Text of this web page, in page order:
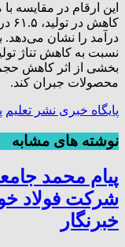
درآمد را نشان می‌دهد.
نسبت به کاهش تناژ
بخشی از اثر کاهش
محصولات جبران کند.
پايگاه خبری نشر تعلیم
نوشته های مشابه
پیام محمد
شرکت فولاد
خبرنگار